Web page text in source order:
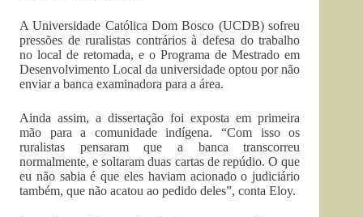
A Universidade Católica Dom Bosco (UCDB) sofreu
pressões de ruralistas contrários à defesa do trabalho
no local de retomada, e o Programa de Mestrado em
Desenvolvimento Local da universidade optou por não
enviar a banca examinadora para a área.
Ainda assim, a dissertação foi exposta em primeira
mão para a comunidade indígena. “Com isso os
ruralistas pensaram que a banca transcorreu
normalmente, e soltaram duas cartas de repúdio. O que
eu não sabia é que eles haviam acionado o judiciário
também, que não acatou ao pedido deles”, conta Eloy.